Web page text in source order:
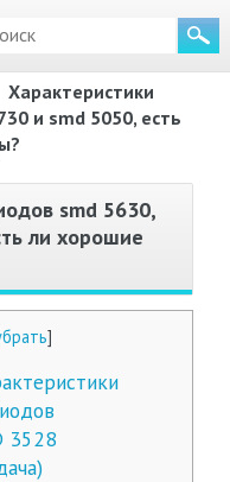
Характеристики
и smd 5050, есть
smd 5630,
ли хорошие
]
3528